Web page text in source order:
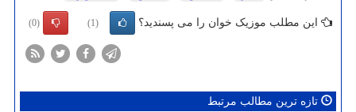
این مطلب موزیک خوان را می پسندید؟ (1)
(0)
تازه ترین مطالب مرتبط